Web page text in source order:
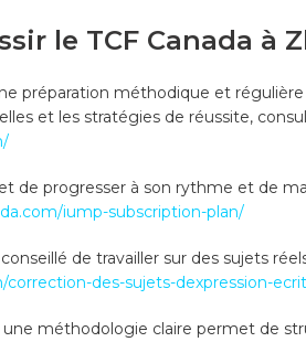
le TCF Canada à
préparation méthodique et
et les stratégies de réussite,
de progresser à son rythme et de
iump-subscription-plan/
conseillé de travailler sur des sujets
correction-des-sujets-dexpression-
une méthodologie claire permet de